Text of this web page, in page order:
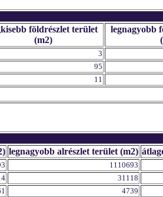
földrészlet terület
(m2)
legnagyobb
3
95
11
legnagyobb alrészlet terület (m2)
1110693
31118
4739